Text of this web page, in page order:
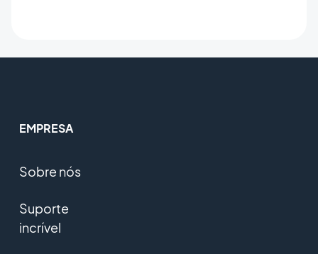
EMPRESA
Sobre nós
Suporte
incrível